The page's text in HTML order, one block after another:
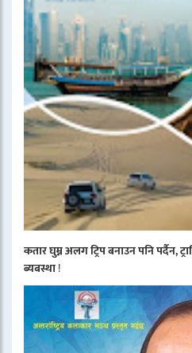
कतार घुम्न अलग ट्रिप बनाउन पनि पर्दैन,
ब्यबस्था!